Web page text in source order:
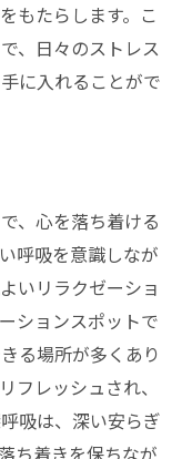
もたらします。こ
、日々のストレス
に入れることがで
、心を落ち着ける
呼吸を意識しなが
いリラクゼーショ
ションスポットで
る場所が多くあり
フレッシュされ、
吸は、深い安らぎ
ち着きを保ちなが